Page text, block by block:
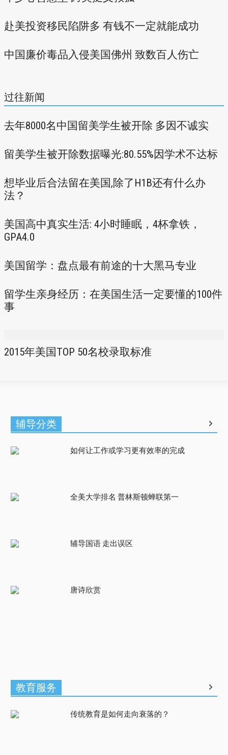
赴美投资移民陷阱多 有钱不一定就能成功
中国廉价毒品入侵美国佛州 致数百人伤亡
过往新闻
去年8000名中国留美学生被开除 多因不诚实
留美学生被开除数据曝光:80.55%因学术不达标
想毕业后合法留在美国,除了H1B还有什么办
法？
美国高中真实生活: 4小时睡眠，4杯拿铁，
GPA4.0
美国留学：盘点最有前途的十大黑马专业
留学生亲身经历：在美国生活一定要懂的100件
事
2015年美国TOP 50名校录取标准
辅导分类
如何让工作或学习更有效率的完成
全美大学排名 普林斯顿蝉联第一
辅导国语 走出误区
唐诗欣赏
教育服务
传统教育是如何走向衰落的？